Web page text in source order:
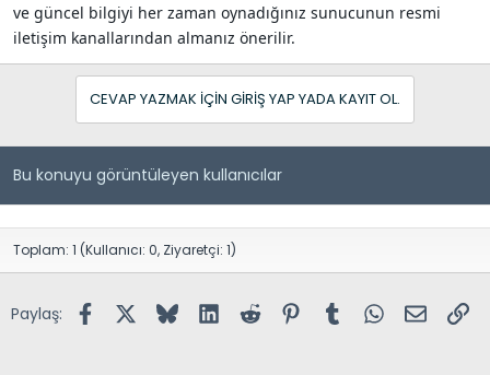
ve güncel bilgiyi her zaman oynadığınız sunucunun resmi
iletişim kanallarından almanız önerilir.
CEVAP YAZMAK IÇIN GIRIŞ YAP YADA KAYIT OL.
Bu konuyu görüntüleyen kullanıcılar
Toplam: 1 (Kullanıcı: 0, Ziyaretçi: 1)
Paylaş: FacebookX (Twitter)
BlueskyLinkedInReddit PinterestTumblr WhatsApp
E-posta